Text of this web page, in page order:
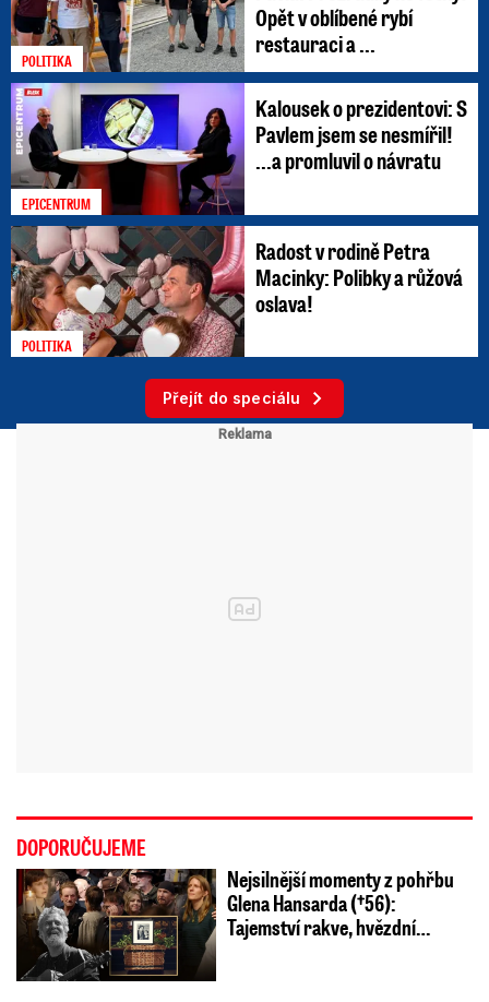
POLITIKA
Opět v oblíbené rybí
restauraci a ...
EPICENTRUM
Kalousek o prezidentovi: S
Pavlem jsem se nesmířil!
...a promluvil o návratu
POLITIKA
Radost v rodině Petra
Macinky: Polibky a růžová
oslava!
Přejít do speciálu
DOPORUČUJEME
Nejsilnější momenty z pohřbu
Glena Hansarda (†56):
Tajemství rakve, hvězdní…